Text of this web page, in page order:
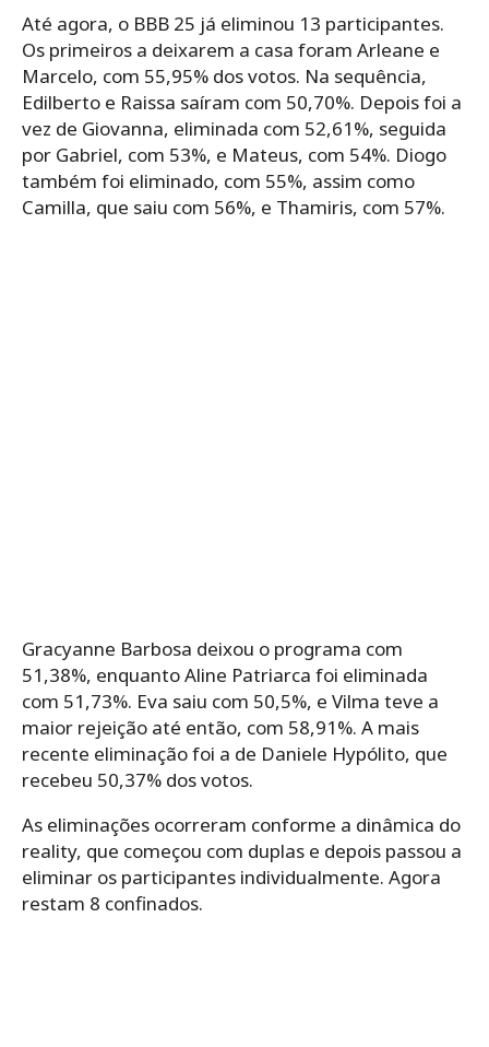
Até agora, o BBB 25 já eliminou 13 participantes.
Os primeiros a deixarem a casa foram Arleane e
Marcelo, com 55,95% dos votos. Na sequência,
Edilberto e Raissa saíram com 50,70%. Depois foi a
vez de Giovanna, eliminada com 52,61%, seguida
por Gabriel, com 53%, e Mateus, com 54%. Diogo
também foi eliminado, com 55%, assim como
Camilla, que saiu com 56%, e Thamiris, com 57%.
Gracyanne Barbosa deixou o programa com
51,38%, enquanto Aline Patriarca foi eliminada
com 51,73%. Eva saiu com 50,5%, e Vilma teve a
maior rejeição até então, com 58,91%. A mais
recente eliminação foi a de Daniele Hypólito, que
recebeu 50,37% dos votos.
As eliminações ocorreram conforme a dinâmica do
reality, que começou com duplas e depois passou a
eliminar os participantes individualmente. Agora
restam 8 confinados.